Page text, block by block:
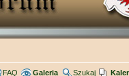
FAQ Galeria Szukaj